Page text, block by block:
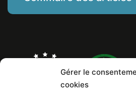
Gérer le
cookies